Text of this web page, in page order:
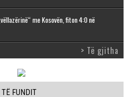
me Kosovën, fiton 4:0 në
> Të gjitha
TË FUNDIT